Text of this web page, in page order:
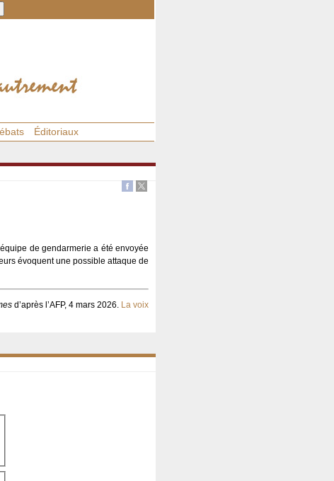
Éditoriaux
de gendarmerie a été envoyée
évoquent une possible attaque de
d’après l’AFP, 4 mars 2026. La voix